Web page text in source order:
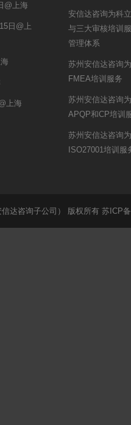
@上海
日@上
上海
安信达咨询为科
与三大审核培训
管理体系
苏州安信达咨询
FMEA培训服务
苏州安信达咨询
APQP和CP培训
苏州安信达咨询
ISO27001培训服
达咨询子公司） 版权所有 苏ICP